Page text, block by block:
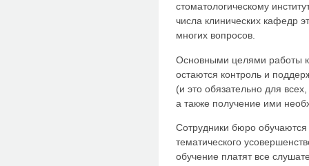
стоматологическому
числа клинических кафедр
многих вопросов.
Основными целями работы
остаются контроль и
(и это обязательно для
а также получение ими
Сотрудники бюро
тематического
обучение платят все